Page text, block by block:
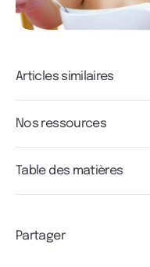
Articles similaires
Nos ressources
Table des matières
Partager